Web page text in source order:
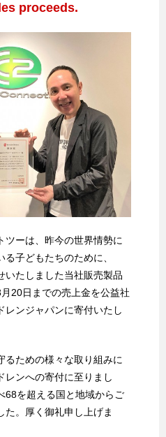
proceeds.
ツーは、昨今の世界情勢に
子どもたちのために、
いたしました当社販売製品
20日までの売上金を公益社
レンジャパンに寄付いたし
るための様々な取り組みに
レンへの寄付に至りまし
68を超える国と地域からご
た。厚く御礼申し上げま